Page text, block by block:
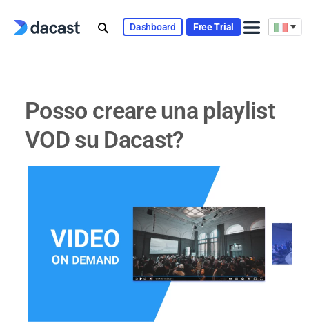
Dashboard Free Trial
Posso creare una
playlist VOD su Dacast?